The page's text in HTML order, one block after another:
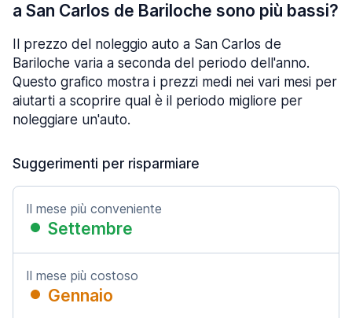
a San Carlos de Bariloche sono più bassi?
Il prezzo del noleggio auto a San Carlos de
Bariloche varia a seconda del periodo dell'anno.
Questo grafico mostra i prezzi medi nei vari mesi per
aiutarti a scoprire qual è il periodo migliore per
noleggiare un'auto.
Suggerimenti per risparmiare
Il mese più conveniente
Settembre
Il mese più costoso
Gennaio